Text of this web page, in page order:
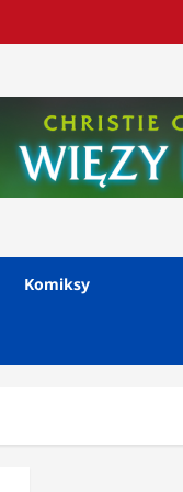
Komiksy